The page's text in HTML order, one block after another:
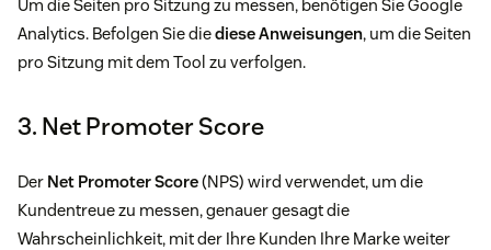
Um die Seiten pro Sitzung zu messen, benötigen Sie Google
Analytics. Befolgen Sie diediese Anweisungen, um die Seiten
pro Sitzung mit dem Tool zu verfolgen.
3. Net Promoter Score
Der Net Promoter Score(NPS) wird verwendet, um die
Kundentreue zu messen, genauer gesagt die
Wahrscheinlichkeit, mit der Ihre Kunden Ihre Marke weiter